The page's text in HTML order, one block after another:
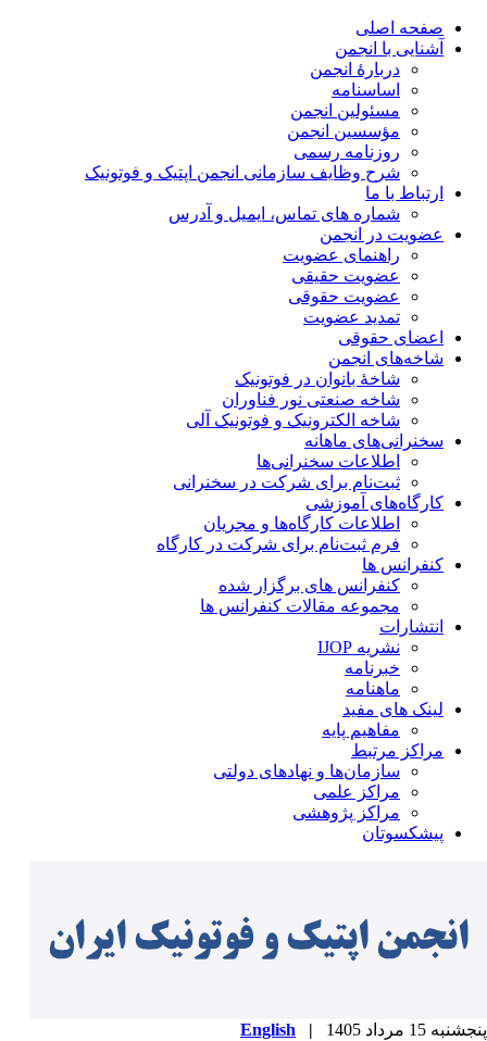
صفحه اصلی
آشنایی با انجمن
دربارۀ انجمن
اساسنامه
مسئولین انجمن
مؤسسین انجمن
روزنامه رسمی
شرح وظایف سازمانی انجمن اپتیک و فوتونیک
ارتباط با ما
شماره های تماس، ایمیل و آدرس
عضویت در انجمن
راهنمای عضویت
عضویت حقیقی
عضویت حقوقی
تمدید عضویت
اعضای حقوقی
شاخه‌های انجمن
شاخۀ بانوان در فوتونیک
شاخه صنعتی نور فناوران
شاخه‌ الکترونیک و فوتونیک آلی
سخنرانی‌های ماهانه
اطلاعات سخنرانی‌‌ها
ثبت‌نام برای شرکت در سخنرانی
کارگاه‌های آموزشی
اطلاعات کارگاه‌ها و مجریان
فرم ثبت‌نام برای شرکت در کارگاه
کنفرانس ها
کنفرانس های برگزار شده
مجموعه مقالات کنفرانس ها
انتشارات
نشریه IJOP
خبرنامه
ماهنامه
لینک های مفید
مفاهیم پایه
مراکز مرتبط
سازمان‌ها و نهادهای دولتی
مراکز علمی
مراکز پژوهشی
پیشکسوتان
15 مرداد 1405 |
English